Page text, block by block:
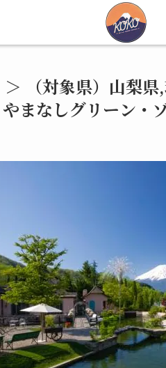
（対象県）山梨
まなしグリーン・